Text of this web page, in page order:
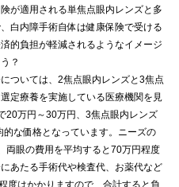
が適用される単焦点眼内レンズと多
白内障手術自体は健康保険で受ける
的負担が軽減されるようなイメージ
？
ついては、2焦点眼内レンズと3焦点
定療養を実施している医療機関を見
20万円～30万円、3焦点眼内レンズ
な価格となっています。ニーズの
両眼の費用を平均すると70万円程度
あたる手術代や検査代、お薬代など
度はかかりますので、合計すると負